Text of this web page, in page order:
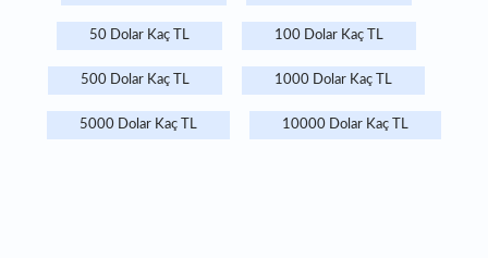
50 Dolar Kaç TL 100 Dolar Kaç TL
500 Dolar Kaç TL 1000 Dolar Kaç TL
5000 Dolar Kaç TL 10000 Dolar Kaç TL